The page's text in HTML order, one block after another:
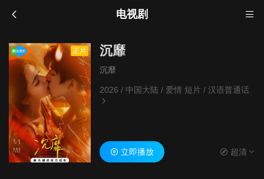
电视剧
正片 沉靡
沉靡
2026 / 中国大陆 / 爱情 短片/ 汉语普通话
立即播放 超清